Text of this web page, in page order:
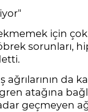
için çok
sorunları,
ağrılarının da
atağına
geçmeyen